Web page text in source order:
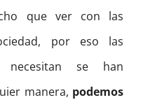
que ver con las
por eso las
necesitan se han
manera, podemos